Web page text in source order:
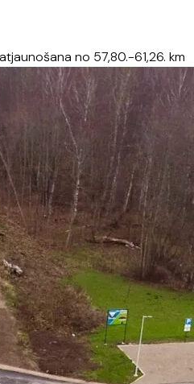
no 57,80.-61,26. km